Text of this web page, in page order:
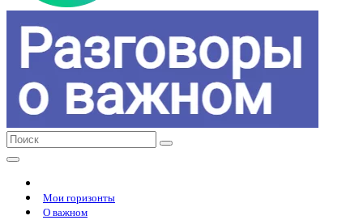
Мои горизонты
О важном